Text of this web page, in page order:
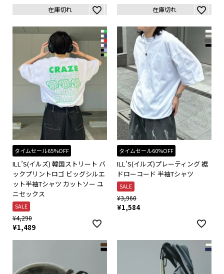
在庫切れ 在庫切れ
タイムセール65%OFF
ILL’S(イルズ) 韓国ストリート バ
ックプリントロゴ ビッグシルエ
ット半袖Tシャツ カットソー ユ
ニセックス
SALE
¥4,290
¥1,489
タイムセール60%OFF
ILL’S(イルズ)プレーティング 裾
ドローコード 半袖Tシャツ
SALE
¥3,960
¥1,584